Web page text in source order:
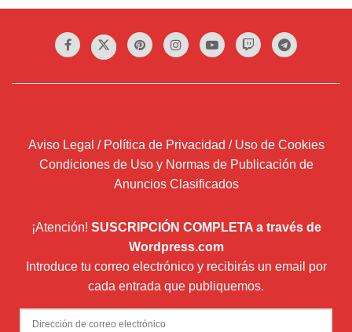
Aviso Legal / Política de Privacidad / Uso de Cookies
Condiciones de Uso y Normas de Publicación de
Anuncios Clasificados
¡Atención! SUSCRIPCIÓN COMPLETA a través de
Wordpress.com
Introduce tu correo electrónico y recibirás un email por
cada entrada que publiquemos.
Dirección